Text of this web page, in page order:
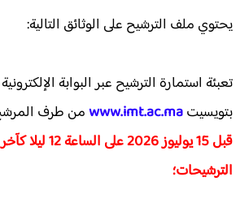
يحتوي ملف الترشيح على الوثائق التالية:
تعبئة استمارة الترشيح عبر البوابة
بتويسيتwww.imt.ac.maمن طرف
قبل 15 يوليوز 2026
الترشيحات؛